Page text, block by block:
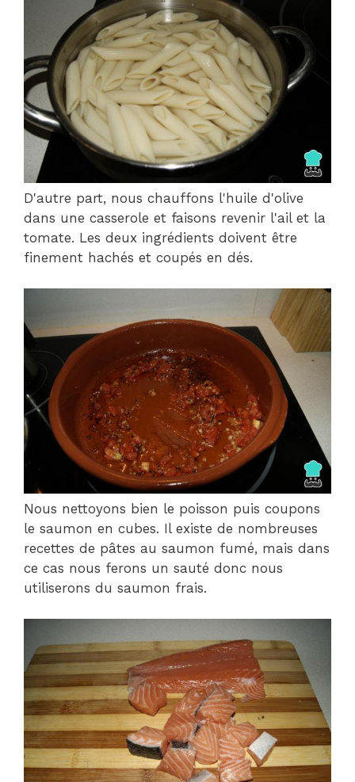
D'autre part, nous chauffons l'huile d'olive
dans une casserole et faisons revenir l'ail et la
tomate. Les deux ingrédients doivent être
finement hachés et coupés en dés.
Nous nettoyons bien le poisson puis coupons
le saumon en cubes. Il existe de nombreuses
recettes de pâtes au saumon fumé, mais dans
ce cas nous ferons un sauté donc nous
utiliserons du saumon frais.